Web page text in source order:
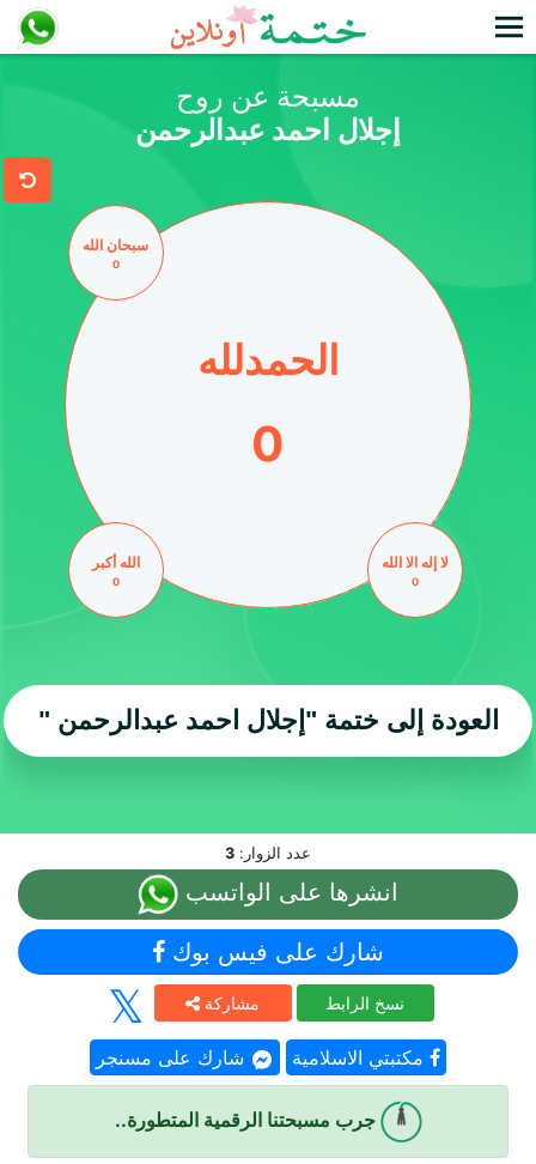
مسبحة عن روح
إجلال احمد عبدالرحمن
المجموع
0
سبحان الله
0
الحمدلله
0
الله أكبر
0
لا إله الا الله
0
العودة إلى ختمة "إجلال احمد عبدالرحمن "
عدد الزوار: 3
انشرها على الواتسب
شارك على فيس بوك
مشاركة نسخ الرابط
شارك على مسنجر مكتبتي الاسلامية
جرب مسبحتنا الرقمية المتطورة..